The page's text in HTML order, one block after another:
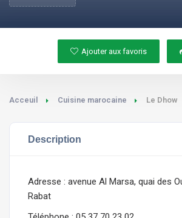
Ajouter aux favoris
Acceuil Cuisine marocaine Le Dhow
Description
Adresse : avenue Al Marsa, quai des
Rabat